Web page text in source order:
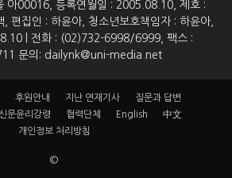
아00016, 등록연월일 : 2005.08.10, 제호 :
, 편집인 : 하윤아, 청소년보호책임자 : 하윤아,
| 전화 : (02)732-6998/6999, 팩스 :
문의: dailynk@uni-media.net
후원안내 지난 연재기사
질문과 답변
문윤리강령 협력단체 English
中文
개인정보 처리방침
©